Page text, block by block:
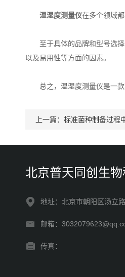
温湿度测量仪在多个领域
至于具体的品牌和型号选择
以及易用性等方面的因素。
总之，温湿度测量仪是一款
上一篇： 标准菌种制备过程
北京普天同创生
地址：北京市朝阳区汤立路
邮箱：
传真：